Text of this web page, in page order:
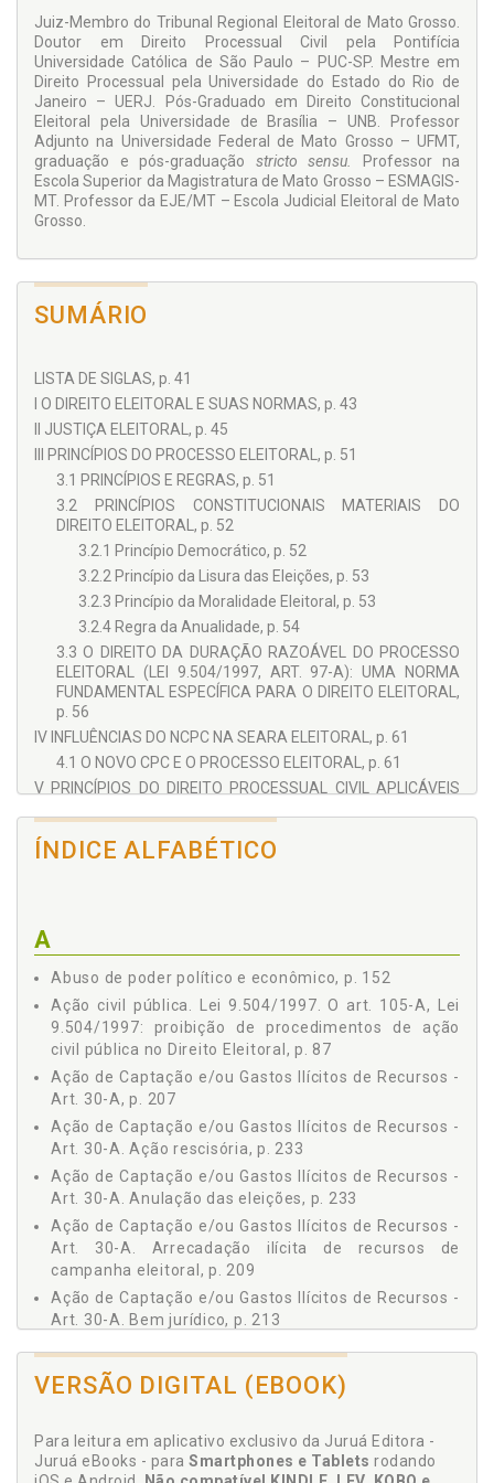
Ação de Captação Ilícita de Sufrágio;
Ação de Impugnação de Mandato Eletivo – AIME;
Recurso Contra Expedição de Diploma;
Ação por Condutas Vedadas a Agentes Públicos em
Campanhas Eleitorais;
Representação por Propaganda Eleitoral Ilícita;
Ação de Perda de Mandato por Infidelidade
Representação por Doação de Campanha Eleitoral
Quanto aos recursos, expõe-se a teoria geral dos recursos, a
teoria específica dos recursos no Direito Eleitoral e os
recursos eleitorais em espécie: Recurso Inominado, Recurso
Extraordinário, Recurso Especial Eleitoral, Recurso Ordinário,
Agravo de Instrumento – com feição totalmente distinta de
seu irmão na seara do processo civil –, Embargos de
Declaração e Recursos Parciais.
Temas como a Fidelidade Partidária, Ativismo Judicial e a
“Lei da Ficha Limpa” também são abordados neste trabalho,
que mantém-se em sintonia com as modificações
legislativas encetadas para dar uma feição consentânea
com as necessidades do Direito Eleitoral.
Juiz-Membro do Tribunal Regional Eleitoral de Mato Grosso.
Doutor em Direito Processual Civil pela Pontifícia
Universidade Católica de São Paulo – PUC-SP. Mestre em
Direito Processual pela Universidade do Estado do Rio de
Janeiro – UERJ. Pós-Graduado em Direito Constitucional
Eleitoral pela Universidade de Brasília – UNB. Professor
Adjunto na Universidade Federal de Mato Grosso – UFMT,
graduação e pós-graduação stricto sensu.
Professor na
Escola Superior da Magistratura de Mato Grosso – ESMAGIS-
MT. Professor da EJE/MT – Escola Judicial Eleitoral de Mato
Grosso.
SUMÁRIO
LISTA DE SIGLAS, p. 41
I O DIREITO ELEITORAL E SUAS NORMAS, p. 43
II JUSTIÇA ELEITORAL, p. 45
III PRINCÍPIOS DO PROCESSO ELEITORAL, p. 51
3.1 PRINCÍPIOS E REGRAS, p. 51
3.2 PRINCÍPIOS CONSTITUCIONAIS MATERIAIS DO
DIREITO ELEITORAL, p. 52
3.2.1 Princípio Democrático, p. 52
3.2.2 Princípio da Lisura das Eleições, p. 53
3.2.3 Princípio da Moralidade Eleitoral, p. 53
3.2.4 Regra da Anualidade, p. 54
3.3 O DIREITO DA DURAÇÃO RAZOÁVEL DO PROCESSO
ELEITORAL (LEI 9.504/1997, ART. 97-A): UMA NORMA
FUNDAMENTAL ESPECÍFICA PARA O DIREITO ELEITORAL,
p. 56
IV INFLUÊNCIAS DO NCPC NA SEARA ELEITORAL, p. 61
4.1 O NOVO CPC E O PROCESSO ELEITORAL, p. 61
V PRINCÍPIOS DO DIREITO PROCESSUAL CIVIL APLICÁVEIS
5.1 PRINCÍPIOS DO DIREITO PROCESSUAL CIVIL
AGASALHADOS NA CONSTITUIÇÃO FEDERAL, p. 65
5.1.4 Imparcialidade, p. 66
5.1.5 Princípio do Juiz Natural, p. 68
5.1.6 Princípio da Inafastabilidade do Controle
Jurisdicional, p. 68
5.1.7 Princípio do Contraditório, p. 69
5.1.8 Princípio da Motivação das Decisões Judiciais, p.
69
5.1.9 Princípio da Publicidade, p. 70
5.1.10 Princípio da Duração Razoável do Processo, p.
70
5.1.11 Princípio da Adaptabilidade do Procedimento, p.
5.1.12 Princípio do Duplo Grau de Jurisdição, p. 72
5.2 REGRAS DO DIREITO PROCESSUAL CIVIL COMUNS AO
DIREITO ELEITORAL, p. 72
5.2.1 Regra Referente à Eficácia Dispositiva do
Processo também Chamado de "Princípio" Dispositivo
ou "Princípio" da Demanda, p. 72
5.2.2 Regra Inquisitiva, p. 73
5.2.3 Regra (ou "Princípio") da Instrumentalidade das
VI DIREITO PROCESSUAL ELEITORAL, p. 75
6.1 DIREITO ELEITORAL E PROCESSO, p. 75
ÍNDICE ALFABÉTICO
A
Abuso de poder político e econômico, p. 152
Ação civil pública. Lei 9.504/1997. O art. 105-A, Lei
9.504/1997: proibição de procedimentos de ação
civil pública no Direito Eleitoral, p. 87
Ação de Captação e/ou Gastos Ilícitos de Recursos -
Art. 30-A, p. 207
Ação de Captação e/ou Gastos Ilícitos de Recursos -
Art. 30-A. Ação rescisória, p. 233
Ação de Captação e/ou Gastos Ilícitos de Recursos -
Art. 30-A. Anulação das eleições, p. 233
Ação de Captação e/ou Gastos Ilícitos de Recursos -
Art. 30-A. Arrecadação ilícita de recursos de
campanha eleitoral, p. 209
Ação de Captação e/ou Gastos Ilícitos de Recursos -
Art. 30-A. Bem jurídico, p. 213
Ação de Captação e/ou Gastos Ilícitos de Recursos -
Art. 30-A. Capacidade postulatória, p. 221
Ação de Captação e/ou Gastos Ilícitos de Recursos -
ilícitos de recursos de campanha eleitoral, p. 209
Ação de Captação e/ou Gastos Ilícitos de Recursos -
VERSÃO DIGITAL (EBOOK)
Para leitura em aplicativo exclusivo da Juruá Editora -
Juruá eBooks - para Smartphones e Tablets rodando